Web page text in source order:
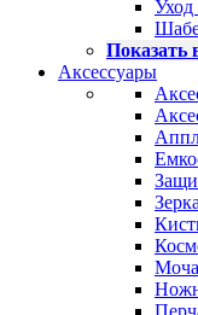
Уход
Показать
Аксессуары